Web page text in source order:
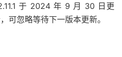
于 2024 年 9 月 30 日更
可忽略等待下一版本更新。